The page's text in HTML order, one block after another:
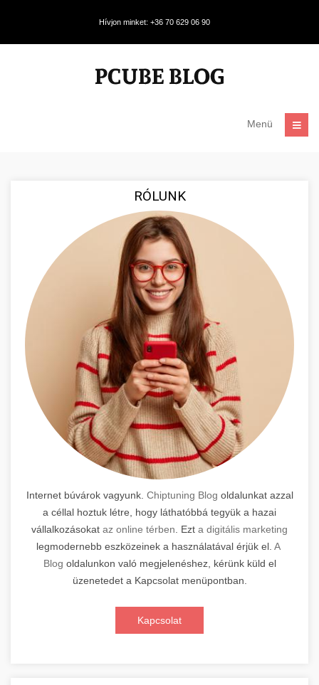
Hívjon minket: +36 70 629 06 90
Menü
RÓLUNK
Internet búvárok vagyunk. Chiptuning Blog oldalunkat azzal
a céllal hoztuk létre, hogy láthatóbbá tegyük a hazai
vállalkozásokat az online térben . Ezt a digitális marketing
legmodernebb eszközeinek a használatával érjük el. A
Blog oldalunkon való megjelenéshez, kérünk küld el
üzenetedet a Kapcsolat menüpontban.
Kapcsolat